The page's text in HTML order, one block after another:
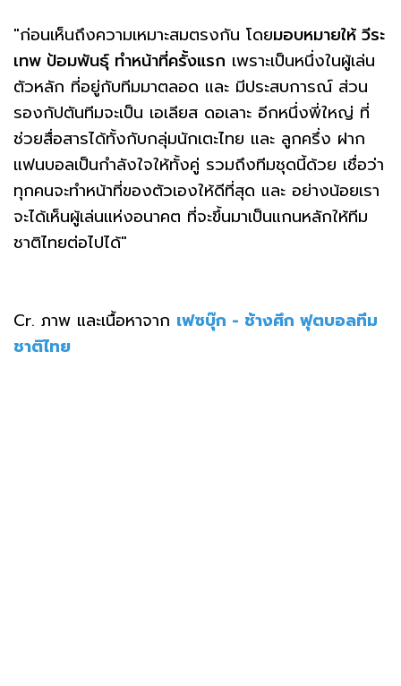
"ก่อนเห็นถึงความเหมาะสมตรงกัน โดยมอบหมายให้ วีระ
เทพ ป้อมพันธุ์ ทำหน้าที่ครั้งแรก เพราะเป็นหนึ่งในผู้เล่น
ตัวหลัก ที่อยู่กับทีมมาตลอด และ มีประสบการณ์ ส่วน
รองกัปตันทีมจะเป็น เอเลียส ดอเลาะ อีกหนึ่งพี่ใหญ่ ที่
ช่วยสื่อสารได้ทั้งกับกลุ่มนักเตะไทย และ ลูกครึ่ง ฝาก
แฟนบอลเป็นกำลังใจให้ทั้งคู่ รวมถึงทีมชุดนี้ด้วย เชื่อว่า
ทุกคนจะทำหน้าที่ของตัวเองให้ดีที่สุด และ อย่างน้อยเรา
จะได้เห็นผู้เล่นแห่งอนาคต ที่จะขึ้นมาเป็นแกนหลักให้ทีม
ชาติไทยต่อไปได้"
Cr. ภาพ และเนื้อหาจาก เฟซบุ๊ก - ช้างศึก ฟุตบอลทีม
ชาติไทย